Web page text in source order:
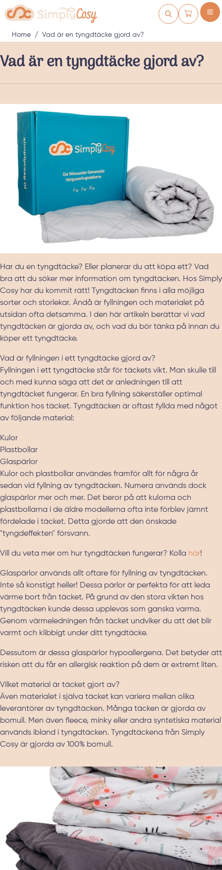
Skip to Content
Kundvagn
Home / Vad är en tyngdtäcke gjord av?
Vad är en tyngdtäcke gjord av?
Har du en tyngdtäcke? Eller planerar du att köpa ett? Vad
bra att du söker mer information om tyngdtäcken. Hos Simply
Cosy har du kommit rätt! Tyngdtäcken finns i alla möjliga
sorter och storlekar. Ändå är fyllningen och materialet på
utsidan ofta detsamma. I den här artikeln berättar vi vad
tyngdtäcken är gjorda av, och vad du bör tänka på innan du
köper ett tyngdtäcke.
Vad är fyllningen i ett tyngdtäcke gjord av?
Fyllningen i ett tyngdtäcke står för täckets vikt. Man skulle till
och med kunna säga att det är anledningen till att
tyngdtäcket fungerar. En bra fyllning säkerställer optimal
funktion hos täcket. Tyngdtäcken är oftast fyllda med något
av följande material:
Kulor
Plastbollar
Glaspärlor
Kulor och plastbollar användes framför allt för några år
sedan vid fyllning av tyngdtäcken. Numera används dock
glaspärlor mer och mer. Det beror på att kulorna och
plastbollarna i de äldre modellerna ofta inte förblev jämnt
fördelade i täcket. Detta gjorde att den önskade
"tyngdeffekten" försvann.
Vill du veta mer om hur tyngdtäcken fungerar? Kolla här!
Glaspärlor används allt oftare för fyllning av tyngdtäcken.
Inte så konstigt heller! Dessa pärlor är perfekta för att leda
värme bort från täcket. På grund av den stora vikten hos
tyngdtäcken kunde dessa upplevas som ganska varma.
Genom värmeledningen från täcket undviker du att det blir
varmt och klibbigt under ditt tyngdtäcke.
Dessutom är dessa glaspärlor hypoallergena. Det betyder att
risken att du får en allergisk reaktion på dem är extremt liten.
Vilket material är täcket gjort av?
Även materialet i själva täcket kan variera mellan olika
leverantörer av tyngdtäcken. Många täcken är gjorda av
bomull. Men även fleece, minky eller andra syntetiska material
används ibland i tyngdtäcken. Tyngdtäckena från Simply
Cosy är gjorda av 100% bomull.